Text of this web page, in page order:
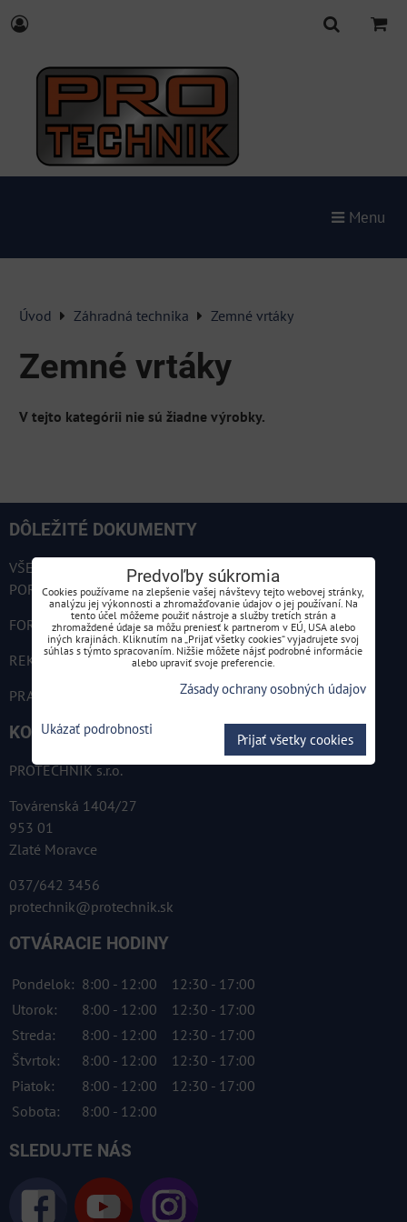
Menu
Úvod Záhradná technika Zemné vrtáky
Zemné vrtáky
DÔLEŽITÉ DOKUMENTY
VŠEOBECNÉ OBCHODNÉ PODMIENKY A REKLAMAČNÝ
PORIADOK
FORMULÁR NA ODSTÚPENIE OD ZMLUVY
REKLAMAČNÝ FORMULÁR
PRAVIDLÁ SPRACÚVANIA OSOBNÝCH ÚDAJOV
KONTAKT
PROTECHNIK s.r.o.
Továrenská 1404/27
953 01
Zlaté Moravce
037/642 3456
protechnik@protechnik.sk
OTVÁRACIE HODINY
Pondelok: 8:00 - 12:00
12:30 - 17:00
Utorok:
8:00 - 12:00
12:30 - 17:00
Streda:
8:00 - 12:00
12:30 - 17:00
Štvrtok:
8:00 - 12:00
12:30 - 17:00
Piatok:
8:00 - 12:00
12:30 - 17:00
Sobota:
8:00 - 12:00
SLEDUJTE NÁS
Predvoľby súkromia
Cookies používame na zlepšenie vašej návštevy tejto webovej stránky,
analýzu jej výkonnosti a zhromažďovanie údajov o jej používaní. Na
tento účel môžeme použiť nástroje a služby tretích strán a
zhromaždené údaje sa môžu preniesť k partnerom v EÚ, USA alebo
iných krajinách. Kliknutím na „Prijať všetky cookies“ vyjadrujete svoj
súhlas s týmto spracovaním. Nižšie môžete nájsť podrobné informácie
alebo upraviť svoje preferencie.
Zásady ochrany osobných údajov
Ukázať podrobnosti
Prijať všetky cookies